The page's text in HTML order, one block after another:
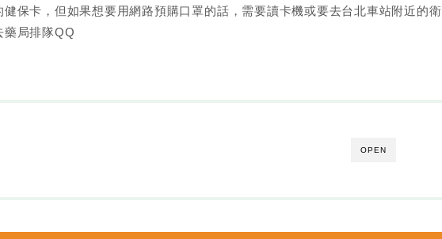
健保卡，但如果想要用網路預購口罩的話，需要讀卡機或要去台北車站附近的衛
藥局排隊QQ
OPEN